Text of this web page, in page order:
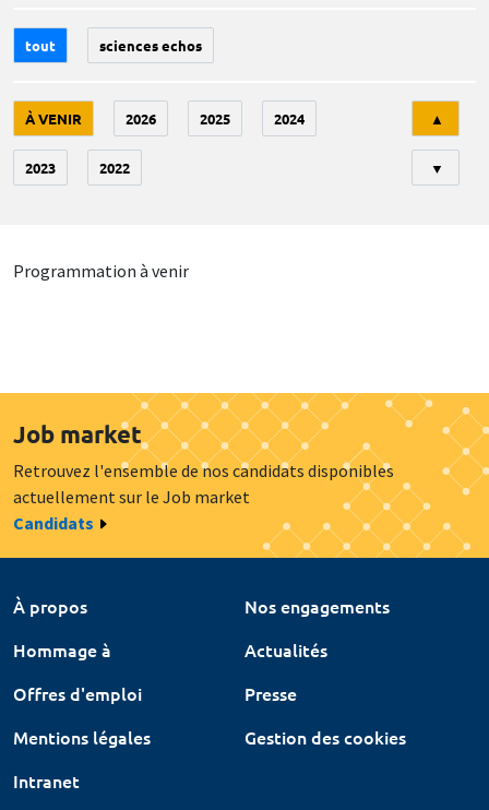
tout sciences echos
À VENIR 2026 2025 2024
2023 2022
▲
▼
Programmation à venir
Job market
Retrouvez l'ensemble de nos candidats disponibles
actuellement sur le Job market
Candidats
À propos
Nos engagements
Hommage à
Actualités
Offres d'emploi
Presse
Mentions légales
Gestion des cookies
Intranet